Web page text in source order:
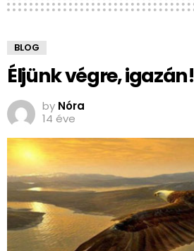
BLOG
Éljünk végre, igazán!
by Nóra
14 éve